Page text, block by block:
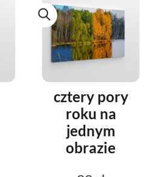
cztery pory
roku na
jednym
obrazie